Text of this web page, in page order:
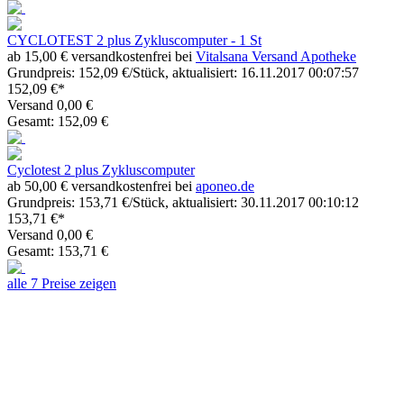
CYCLOTEST 2 plus Zykluscomputer - 1 St
ab 15,00 € versandkostenfrei bei Vitalsana Versand Apotheke
Grundpreis: 152,09 €/Stück, aktualisiert: 16.11.2017 00:07:57
152,09 €*
Versand 0,00 €
Gesamt: 152,09 €
Cyclotest 2 plus Zykluscomputer
ab 50,00 € versandkostenfrei bei aponeo.de
Grundpreis: 153,71 €/Stück, aktualisiert: 30.11.2017 00:10:12
153,71 €*
Versand 0,00 €
Gesamt: 153,71 €
alle 7 Preise zeigen